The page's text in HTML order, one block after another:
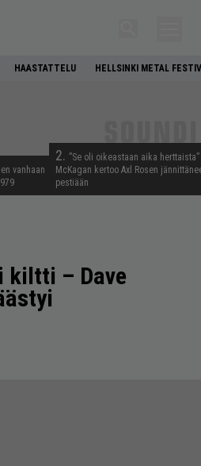
HAASTATTELU HELLSINKI METAL
vanhaan
2. ”Se oli oikeastaan aika
McKagan kertoo Axl Rosen
pestiään
kiltti – Dave